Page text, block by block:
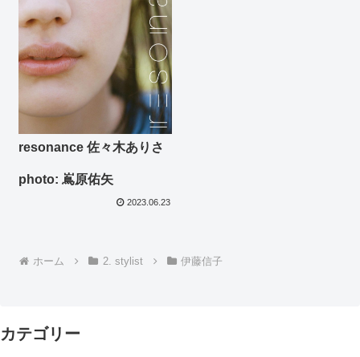
resonance 佐々木ありさ
photo: 嶌原佑矢
2023.06.23
ホーム 2. stylist 伊藤信子
カテゴリー